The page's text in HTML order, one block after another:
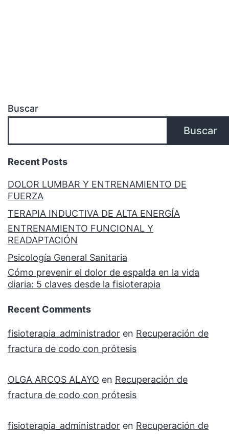
Buscar
Buscar
Recent Posts
DOLOR LUMBAR Y ENTRENAMIENTO DE
FUERZA
TERAPIA INDUCTIVA DE ALTA ENERGÍA
ENTRENAMIENTO FUNCIONAL Y
READAPTACIÓN
Psicología General Sanitaria
Cómo prevenir el dolor de espalda en la vida
diaria: 5 claves desde la fisioterapia
Recent Comments
fisioterapia_administrador en Recuperación de
fractura de codo con prótesis
OLGA ARCOS ALAYO en Recuperación de
fractura de codo con prótesis
fisioterapia_administrador en Recuperación de